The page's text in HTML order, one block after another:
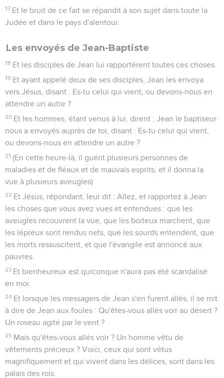
17 Et le bruit de ce fait se répandit à son sujet dans toute la
Judée et dans le pays d'alentour.
Les envoyés de Jean-Baptiste
18 Et les disciples de Jean lui rapportèrent toutes ces choses.
19 Et ayant appelé deux de ses disciples, Jean les envoya
vers Jésus, disant : Es-tu celui qui vient, ou devons-nous en
attendre un autre ?
20 Et les hommes, étant venus à lui, dirent : Jean le baptiseur
nous a envoyés auprès de toi, disant : Es-tu celui qui vient,
ou devons-nous en attendre un autre ?
21 (En cette heure-là, il guérit plusieurs personnes de
maladies et de fléaux et de mauvais esprits, et il donna la
vue à plusieurs aveugles)
22 Et Jésus, répondant, leur dit : Allez, et rapportez à Jean
les choses que vous avez vues et entendues : que les
aveugles recouvrent la vue, que les boiteux marchent, que
les lépreux sont rendus nets, que les sourds entendent, que
les morts ressuscitent, et que l'évangile est annoncé aux
pauvres.
23 Et bienheureux est quiconque n'aura pas été scandalisé
en moi.
24 Et lorsque les messagers de Jean s'en furent allés, il se mit
à dire de Jean aux foules : Qu'êtes-vous allés voir au désert ?
Un roseau agité par le vent ?
25 Mais qu'êtes-vous allés voir ? Un homme vêtu de
vêtements précieux ? Voici, ceux qui sont vêtus
magnifiquement et qui vivent dans les délices, sont dans les
palais des rois.